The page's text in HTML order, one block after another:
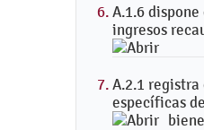
A.1.6
ingresos
A.2.1 registra
específicas